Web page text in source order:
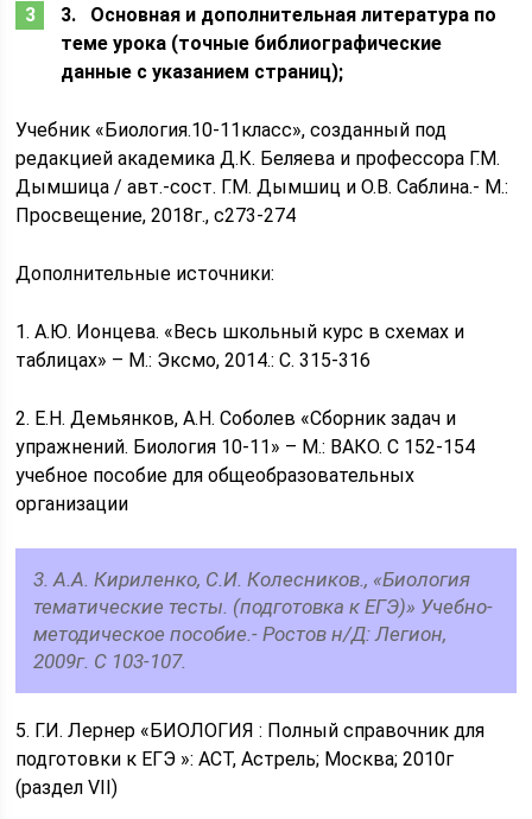
3. Основная и дополнительная литература по
теме урока (точные библиографические
данные с указанием страниц);
Учебник «Биология.10-11класс», созданный под
редакцией академика Д.К. Беляева и профессора Г.М.
Дымшица / авт.-сост. Г.М. Дымшиц и О.В. Саблина.- М.:
Просвещение, 2018г., с273-274
Дополнительные источники:
1. А.Ю. Ионцева. «Весь школьный курс в схемах и
таблицах» – М.: Эксмо, 2014.: С. 315-316
2. Е.Н. Демьянков, А.Н. Соболев «Сборник задач и
упражнений. Биология 10-11» – М.: ВАКО. С 152-154
учебное пособие для общеобразовательных
организации
3. А.А. Кириленко, С.И. Колесников., «Биология
тематические тесты. (подготовка к ЕГЭ)» Учебно-
методическое пособие.- Ростов н/Д: Легион,
2009г. С 103-107.
5. Г.И. Лернер «БИОЛОГИЯ : Полный справочник для
подготовки к ЕГЭ »: АСТ, Астрель; Москва; 2010г
(раздел VII)